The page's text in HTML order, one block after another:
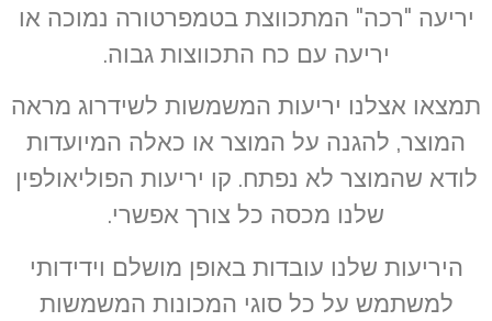
יריעה "רכה" המתכווצת בטמפרטורה נמוכה או
יריעה עם כח התכווצות גבוה.
תמצאו אצלנו יריעות המשמשות לשידרוג מראה
המוצר, להגנה על המוצר או כאלה המיועדות
לודא שהמוצר לא נפתח. קו יריעות הפוליאולפין
שלנו מכסה כל צורך אפשרי.
היריעות שלנו עובדות באופן מושלם וידידותי
למשתמש על כל סוגי המכונות המשמשות